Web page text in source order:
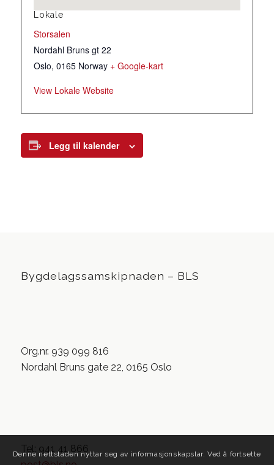
Lokale
Storsalen
Nordahl Bruns gt 22
Oslo, 0165 Norway + Google-kart
View Lokale Website
Legg til kalender
Bygdelagssamskipnaden – BLS
Org.nr. 939 099 816
Nordahl Bruns gate 22, 0165 Oslo
Tel: 941 41 866
Denne nettstaden nyttar seg av informasjonskapslar. Ved å fortsette